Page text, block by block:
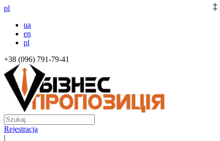
pl
ua
en
pl
+38 (096) 791-79-41
Rejestracja
|